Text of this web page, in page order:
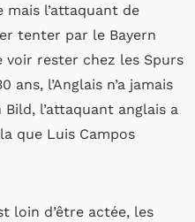
l’attaquant de
tenter par le Bayern
voir rester chez les Spurs
ans, l’Anglais n’a jamais
l’attaquant anglais a
que Luis Campos
loin d’être actée, les